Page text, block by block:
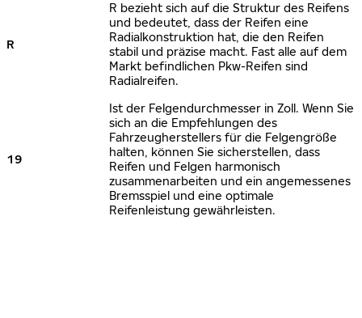
R
R bezieht sich auf die Struktur des Reifens
und bedeutet, dass der Reifen eine
Radialkonstruktion hat, die den Reifen
stabil und präzise macht. Fast alle auf dem
Markt befindlichen Pkw-Reifen sind
Radialreifen.
19
Ist der Felgendurchmesser in Zoll. Wenn Sie
sich an die Empfehlungen des
Fahrzeugherstellers für die Felgengröße
halten, können Sie sicherstellen, dass
Reifen und Felgen harmonisch
zusammenarbeiten und ein angemessenes
Bremsspiel und eine optimale
Reifenleistung gewährleisten.